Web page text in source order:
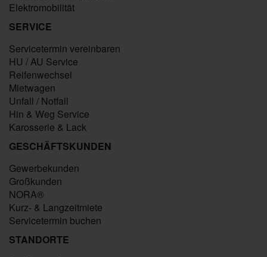
Elektromobilität
SERVICE
Servicetermin vereinbaren
HU / AU Service
Reifenwechsel
Mietwagen
Unfall / Notfall
Hin & Weg Service
Karosserie & Lack
GESCHÄFTSKUNDEN
Gewerbekunden
Großkunden
NORA®
Kurz- & Langzeitmiete
Servicetermin buchen
STANDORTE